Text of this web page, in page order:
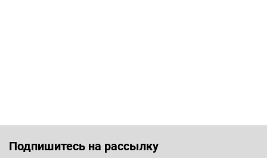
Подпишитесь на рассылку